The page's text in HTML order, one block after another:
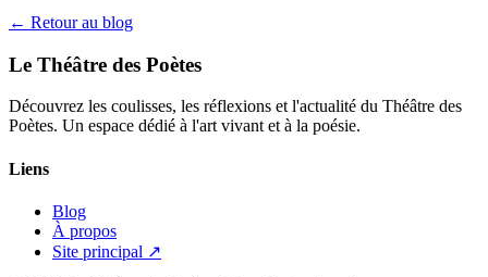
← Retour au blog
Le Théâtre des Poètes
Découvrez les coulisses, les réflexions et l'actualité du Théâtre des
Poètes. Un espace dédié à l'art vivant et à la poésie.
Liens
Blog
À propos
Site principal ↗